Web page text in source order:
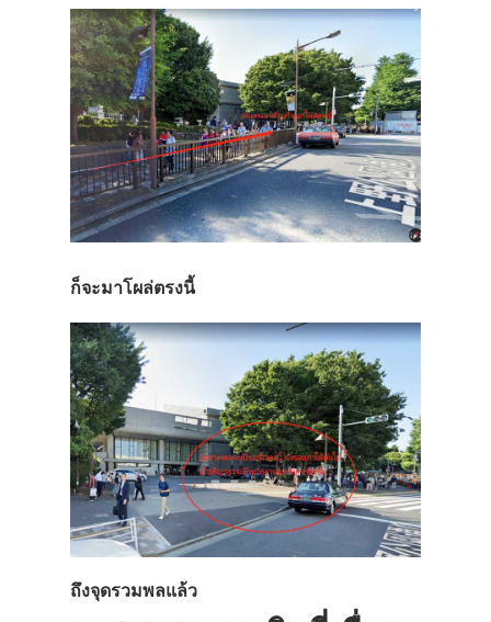
ก็จะมาโผล่ตรงนี้
ถึงจุดรวมพลแล้ว